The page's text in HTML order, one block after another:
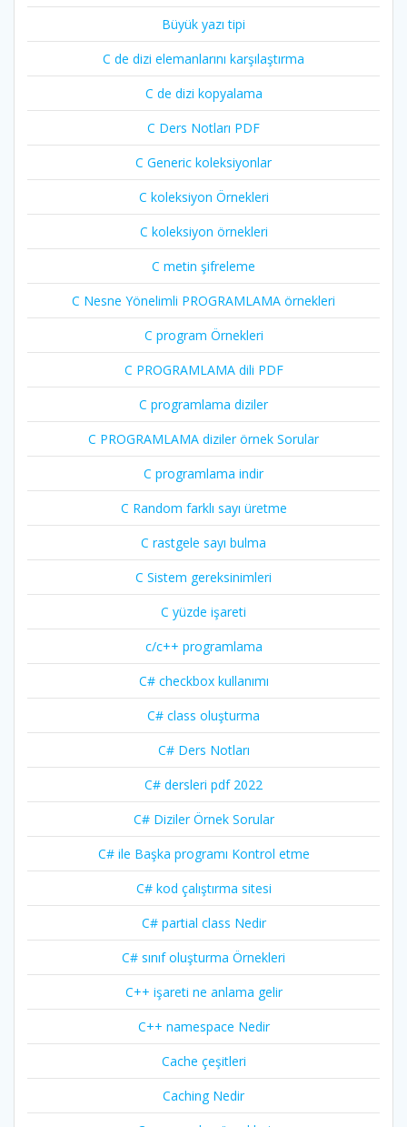
Büyük yazı tipi
C de dizi elemanlarını karşılaştırma
C de dizi kopyalama
C Ders Notları PDF
C Generic koleksiyonlar
C koleksiyon Örnekleri
C koleksiyon örnekleri
C metin şifreleme
C Nesne Yönelimli PROGRAMLAMA örnekleri
C program Örnekleri
C PROGRAMLAMA dili PDF
C programlama diziler
C PROGRAMLAMA diziler örnek Sorular
C programlama indir
C Random farklı sayı üretme
C rastgele sayı bulma
C Sistem gereksinimleri
C yüzde işareti
c/c++ programlama
C# checkbox kullanımı
C# class oluşturma
C# Ders Notları
C# dersleri pdf 2022
C# Diziler Örnek Sorular
C# ile Başka programı Kontrol etme
C# kod çalıştırma sitesi
C# partial class Nedir
C# sınıf oluşturma Örnekleri
C++ işareti ne anlama gelir
C++ namespace Nedir
Cache çeşitleri
Caching Nedir